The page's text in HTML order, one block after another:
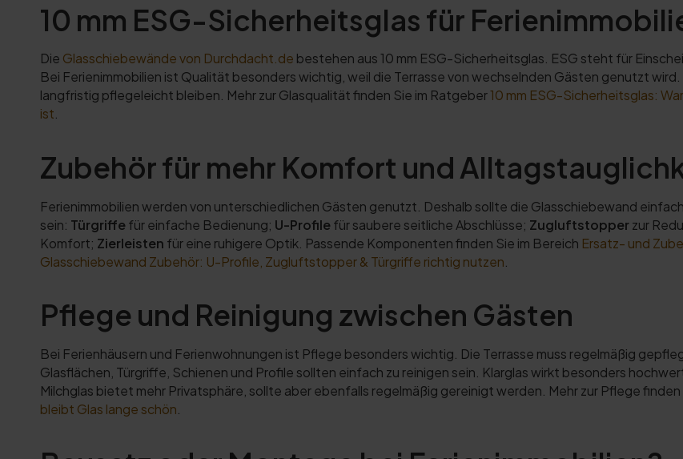
10 mm ESG-Sicherheitsglas für
Die Glasschiebewände von Durchdacht.de bestehen aus 10 mm ESG-Sicherheitsglas. ESG steht für
Bei Ferienimmobilien ist Qualität besonders wichtig, weil die Terrasse von wechselnden Gästen genutzt
langfristig pflegeleicht bleiben. Mehr zur Glasqualität finden Sie im Ratgeber10 mm ESG-Sicherheitsglas:
ist.
Zubehör für mehr Komfort und
Ferienimmobilien werden von unterschiedlichen Gästen genutzt. Deshalb sollte die Glasschiebewand
sein: Türgriffefür einfache Bedienung; U-Profilefür saubere seitliche Abschlüsse; Zugluftstopperzur
Komfort; Zierleisten für eine ruhigere Optik. Passende Komponenten finden Sie im Bereich Ersatz- und
Glasschiebewand Zubehör: U-Profile, Zugluftstopper & Türgriffe richtig nutzen
Pflege und Reinigung zwischen Gästen
Bei Ferienhäusern und Ferienwohnungen ist Pflege besonders wichtig. Die Terrasse muss regelmäßig
Glasflächen, Türgriffe, Schienen und Profile sollten einfach zu reinigen sein. Klarglas wirkt besonders
Milchglas bietet mehr Privatsphäre, sollte aber ebenfalls regelmäßig gereinigt werden. Mehr zur Pflege
bleibt Glas lange schön